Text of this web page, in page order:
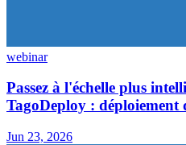
webinar
Passez à l'échelle plus
TagoDeploy :
Jun 23, 2026